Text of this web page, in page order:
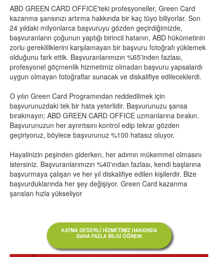
ABD GREEN CARD OFFICE'teki profesyoneller, Green Card
kazanma şansınızı artırma hakkında bir kaç tüyo biliyorlar. Son
24 yıldaki milyonlarca başvuruyu gözden geçirdiğimizde,
başvuranların çoğunun yaptığı birincil hatanın, ABD hükümetinin
zorlu gerekliliklerini karşılamayan bir başvuru fotoğrafı yüklemek
olduğunu fark ettik. Başvuranlarımızın %65'inden fazlası,
profesyonel göçmenlik hizmetimiz olmadan başvuru yapsalardı
uygun olmayan fotoğraflar sunacak ve diskalifiye edileceklerdi.
O yılın Green Card Programından reddedilmek için
başvurunuzdaki tek bir hata yeterlidir. Başvurunuzu şansa
bırakmayın; ABD GREEN CARD OFFICE uzmanlarına bırakın.
Başvurunuzun her ayrıntısını kontrol edip tekrar gözden
geçiriyoruz, böylece başvurunuz %100 hatasız oluyor.
Hayalinizin peşinden giderken, her adımın mükemmel olmasını
istersiniz. Başvuranlarımızın %40'ından fazlası, kendi başlarına
başvurmaya çalışan ve her yıl diskalifiye edilen kişilerdir. Bize
başvurduklarında her şey değişiyor. Green Card kazanma
şansları hızla yükseliyor
KATMA DEĞERLI HIZMETIMIZ HAKKINDA
DAHA FAZLA BILGI ÖĞREN!